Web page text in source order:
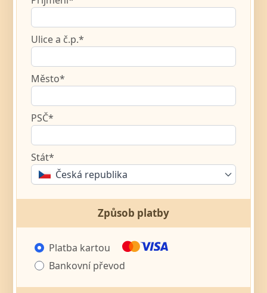
Ulice a č.p.*
Město*
PSČ*
Stát*
Česká republika
Způsob platby
Platba kartou
Bankovní převod